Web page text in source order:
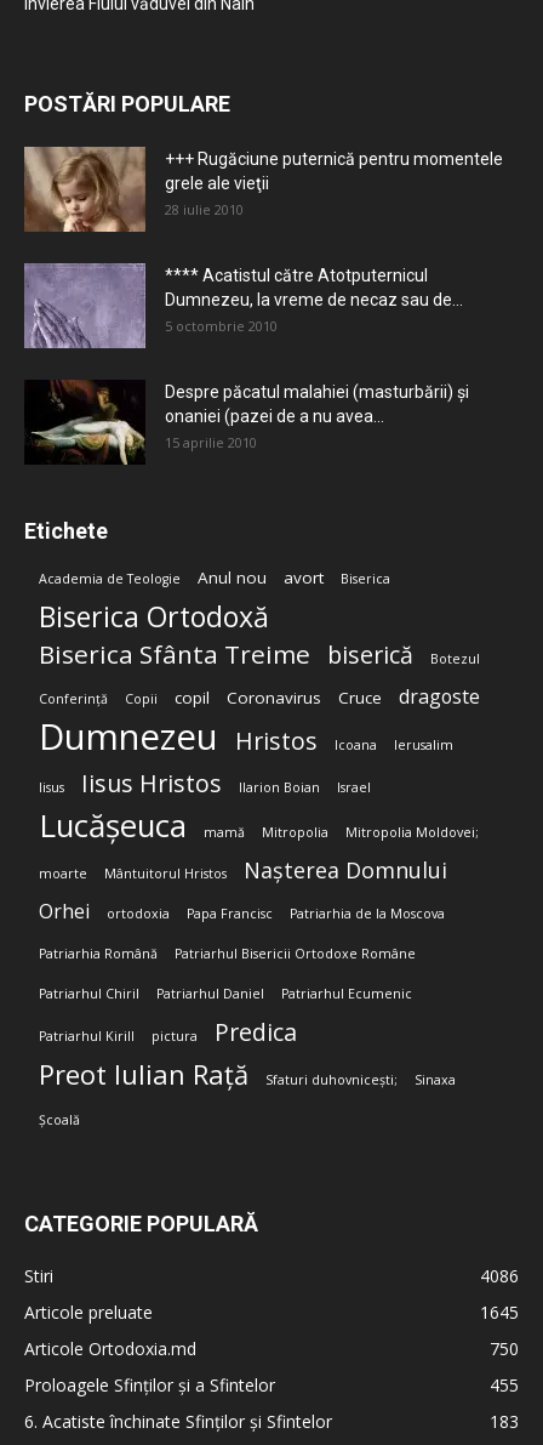
Învierea Fiului văduvei din Nain
POSTĂRI POPULARE
+++ Rugăciune puternică pentru momentele
grele ale vieţii
28 iulie 2010
**** Acatistul către Atotputernicul
Dumnezeu, la vreme de necaz sau de...
5 octombrie 2010
Despre păcatul malahiei (masturbării) şi
onaniei (pazei de a nu avea...
15 aprilie 2010
Etichete
Academia de Teologie Anul nou avort Biserica
Biserica Ortodoxă
Biserica Sfânta Treime biserică Botezul
Conferință Copii copil Coronavirus Cruce dragoste
Dumnezeu Hristos Icoana Ierusalim
Iisus Iisus Hristos Ilarion Boian Israel
Lucășeuca mamă Mitropolia Mitropolia Moldovei;
moarte Mântuitorul Hristos Nașterea Domnului
Orhei ortodoxia Papa Francisc Patriarhia de la Moscova
Patriarhia Română Patriarhul Bisericii Ortodoxe Române
Patriarhul Chiril Patriarhul Daniel Patriarhul Ecumenic
Patriarhul Kirill pictura Predica
Preot Iulian Rață Sfaturi duhovnicești; Sinaxa
Școală
CATEGORIE POPULARĂ
Stiri
4086
Articole preluate
1645
Articole Ortodoxia.md
750
Proloagele Sfinților și a Sfintelor
455
6. Acatiste închinate Sfinților și Sfintelor
183